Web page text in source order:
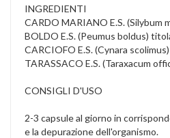
INGREDIENTI
CARDO MARIANO E.S. (Silybum
BOLDO E.S. (Peumus boldus)
CARCIOFO E.S. (Cynara
TARASSACO E.S. (Taraxacum
CONSIGLI D'USO
2-3 capsule al giorno in
e la depurazione dell'organismo.